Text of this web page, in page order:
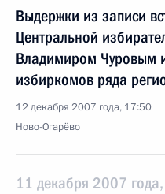
Выдержки из записи
Центральной
Владимиром Чуровым
избиркомов ряда
12 декабря 2007 года, 17:50
Ново-Огарёво
11 декабря 2007